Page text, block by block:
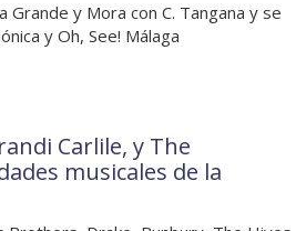
Grande y Mora con C. Tangana y se
y Oh, See! Málaga
Carlile, y The
musicales de la